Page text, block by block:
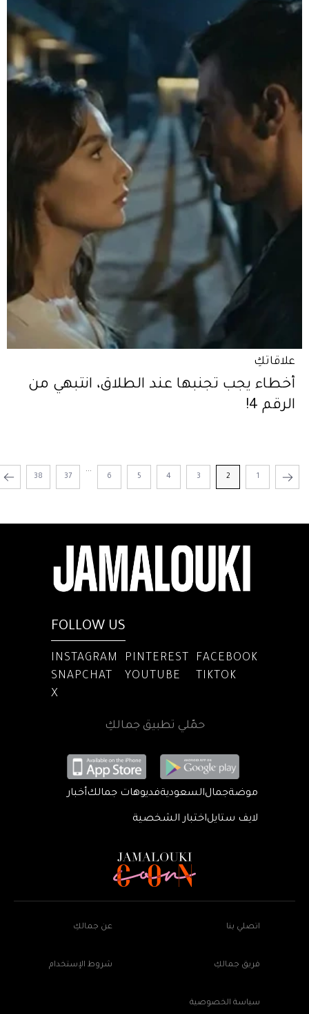
علاقاتكِ
أخطاء يجب تجنبها عند الطلاق، انتبهي من
الرقم 4!
1
2
3
4
5
6
...
37
38
FOLLOW US
INSTAGRAM PINTEREST
FACEBOOK
SNAPCHAT
YOUTUBE
TIKTOK
X
حمّلي تطبيق جمالكِ
موضةجمالالسعوديةفديوهات جمالكأخبار
لايف ستايلاختبار الشخصية
اتصلي بنا عن جمالكِ
فريق جمالكِ شروط الإستخدام
سياسة الخصوصية